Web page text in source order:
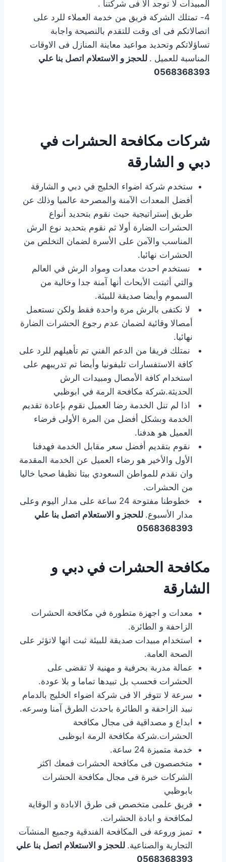
المبيدات لا توجد الا فى شركتنا .
4- تمتلك الشركة فريق من خدمة العملاء للرد على
اتصالاتكم فى اى وقت للتقدم بالنصيحة واجابة
تساؤلاتكم وتحديد مواعيد معاينة المنازل فى الاوقات
المناسبة للعميل . للحجز و الاستعلام اتصل بنا علي
0568368393
شركات مكافحة الحشرات في
دبي و الشارقة
ستخدم شركة اضواء الخليج في دبي و الشارقة
أفضل المعدات الآمنة والمصرحة عالميا وذلك عن
طريق إستراتيجية حيث نقوم بتحديد أنواع
الحشرات الضارة أولا ثم نقوم بتحديد نوع الرش
المناسب والآمن على الأسرة لضمان التخلص من
الحشرات نهائيا.
نستخدم احدث معدات ومواد الرش في العالم
والتي أثبتت الأبحاث أنها آمنة جدا وخالية من
السموم وأيضا صديقة للبيئة.
لا نكتفى بالرش مرة واحدة فقط ولكن نستعمل
أمصالا وقائية لضمان عدم رجوع الحشرات الضارة
نهائيا.
نمتلك فريقا من الدعم الفني تم تأهيلهم للرد على
كافة الاستفسارات تليفونيا وأيضا تم تدريبهم على
استخدام كافة الأمصال ومبيدات الرش
الحديثة.شركة مكافحة الرمة في ابوظبي
اذا لم تنل الخدمة رضا العميل نقوم بإعادة تقديم
الخدمة وبشكل أفضل من المرة الأولى فرضاء
العميل هو هدفنا.
نقوم بتقديم أفضل سعر مقابل الخدمة فهدفنا
الأول والأخير هو رضاء العميل عن الخدمة المقدمة
وان نقدم للمواطن السعودي بيتا نظيفا صحيا خاليا
من الحشرات.
خطوطنا مفتوحة 24 ساعة على مدار اليوم وعلى
مدار الأسبوع. للحجز و الاستعلام اتصل بنا علي
0568368393
مكافحة الحشرات في دبي و
الشارقة
معدات و اجهزة متطورة في مكافحة الحشرات
الزاحفة و الطائرة.
استخدام مبيدات صديقة للبيئة ثبت انها لاتؤثر على
الصحة العامة.
عمالة مدربة بحرفية و مهنية لا تقضى على
الحشرات فحسب بل تبيدها تماما و بلا عودة.
سرعة لا تتوفر الا فى شركة اضواء الخليج بالدمام
نبيد الزاحفة و الطائرة باحدث الطرق آمنا وسرعه.
ابداع و مصداقية فى مجال مكافحة
الحشرات.شركة مكافحة الرمة ابوظبى
خدمة متميزة 24 ساعة.
متخصصون فى مكافحة الحشرات فمعك اكثر
الشركات خبرة فى مجال مكافحة الحشرات
بابوظبي
فريق علمى متخصص فى طرق الابادة و الوقاية
لمكافحة و ابادة الحشرات.
تميز وروعة فى المكافحة الفندقية وجميع المنشآت
التجارية والصناعية. للحجز و الاستعلام اتصل بنا علي
0568368393